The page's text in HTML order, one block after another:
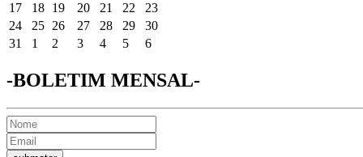
17
18 19 20 21 22
23
24
25 26 27 28 29
30
31
1 2 3 4 5 6
-BOLETIM MENSAL-